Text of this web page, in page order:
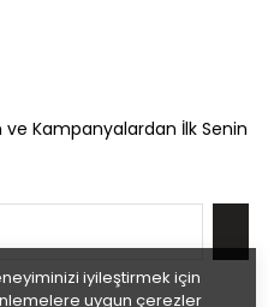
iyileştirmek için
uygun çerezler
Kampanyalardan İlk Senin